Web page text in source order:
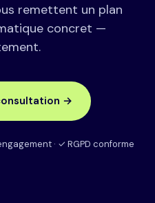
remettent un plan
concret —
→
· ✓ RGPD conforme